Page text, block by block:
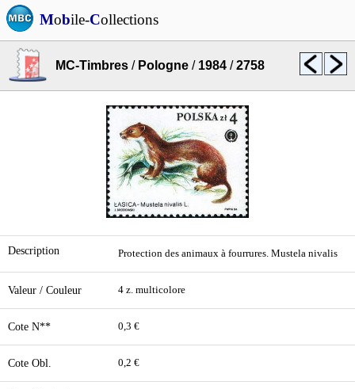
Mobile-Collections
MC-Timbres / Pologne / 1984 /2758
Description Protection des animaux à fourrures. Mustela nivalis
Valeur / Couleur 4 z. multicolore
Cote N** 0,3 €
Cote Obl. 0,2 €